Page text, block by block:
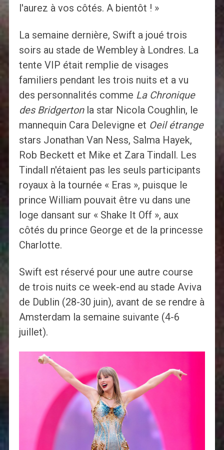
l'aurez à vos côtés. A bientôt ! ​​»
La semaine dernière, Swift a joué trois
soirs au stade de Wembley à Londres. La
tente VIP était remplie de visages
familiers pendant les trois nuits et a vu
des personnalités comme La Chronique
des Bridgertonla star Nicola Coughlin, le
mannequin Cara Delevigne et Oeil étrange
stars Jonathan Van Ness, Salma Hayek,
Rob Beckett et Mike et Zara Tindall. Les
Tindall n'étaient pas les seuls participants
royaux à la tournée « Eras », puisque le
prince William pouvait être vu dans une
loge dansant sur « Shake It Off », aux
côtés du prince George et de la princesse
Charlotte.
Swift est réservé pour une autre course
de trois nuits ce week-end au stade Aviva
de Dublin (28-30 juin), avant de se rendre à
Amsterdam la semaine suivante (4-6
juillet).